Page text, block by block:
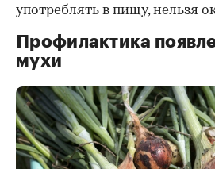
употреблять в пищу, нельзя
Профилактика
мухи